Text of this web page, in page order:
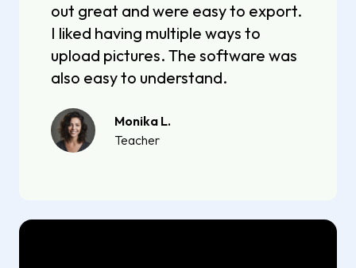
out great and were easy to export.
I liked having multiple ways to
upload pictures. The software was
also easy to understand.
Monika L.
Teacher